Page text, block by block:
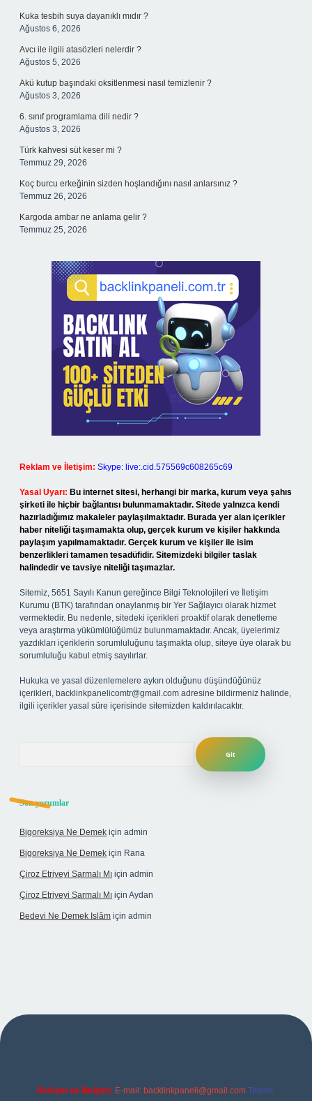
Kuka tesbih suya dayanıklı mıdır ?
Ağustos 6, 2026
Avcı ile ilgili atasözleri nelerdir ?
Ağustos 5, 2026
Akü kutup başındaki oksitlenmesi nasıl temizlenir ?
Ağustos 3, 2026
6. sınıf programlama dili nedir ?
Ağustos 3, 2026
Türk kahvesi süt keser mi ?
Temmuz 29, 2026
Koç burcu erkeğinin sizden hoşlandığını nasıl anlarsınız ?
Temmuz 26, 2026
Kargoda ambar ne anlama gelir ?
Temmuz 25, 2026
Reklam ve İletişim: Skype: live:.cid.575569c608265c69
Yasal Uyarı: Bu internet sitesi, herhangi bir marka, kurum veya şahıs
şirketi ile hiçbir bağlantısı bulunmamaktadır. Sitede yalnızca kendi
hazırladığımız makaleler paylaşılmaktadır. Burada yer alan içerikler
haber niteliği taşımamakta olup, gerçek kurum ve kişiler hakkında
paylaşım yapılmamaktadır. Gerçek kurum ve kişiler ile isim
benzerlikleri tamamen tesadüfidir. Sitemizdeki bilgiler taslak
halindedir ve tavsiye niteliği taşımazlar.
Sitemiz, 5651 Sayılı Kanun gereğince Bilgi Teknolojileri ve İletişim
Kurumu (BTK) tarafından onaylanmış bir Yer Sağlayıcı olarak hizmet
vermektedir. Bu nedenle, sitedeki içerikleri proaktif olarak denetleme
veya araştırma yükümlülüğümüz bulunmamaktadır. Ancak, üyelerimiz
yazdıkları içeriklerin sorumluluğunu taşımakta olup, siteye üye olarak bu
sorumluluğu kabul etmiş sayılırlar.
Hukuka ve yasal düzenlemelere aykırı olduğunu düşündüğünüz
içerikleri, backlinkpanelicomtr@gmail.com adresine bildirmeniz halinde,
ilgili içerikler yasal süre içerisinde sitemizden kaldırılacaktır.
Son yorumlar
Bigoreksiya Ne Demek için admin
Bigoreksiya Ne Demek için Rana
Çiroz Etriyeyi Sarmalı Mı için admin
Çiroz Etriyeyi Sarmalı Mı için Aydan
Bedevi Ne Demek Islâm için admin
Reklam ve İletişim: E-mail: backlinkpaneli@gmail.com Teams: